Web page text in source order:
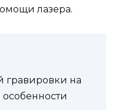
лазера.
гравировки на